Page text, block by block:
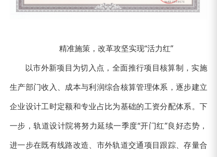
精准施策，改革攻坚实现“活力红”
以市外新项目为切入点，全面推行项目核算制，实施
生产部门收入、成本与利润综合核算管理体系，逐步建立
企业设计工时定额和专业占比为基础的工资分配体系。下
一步，轨道设计院将努力延续一季度“开门红”良好态势，
进一步在既有线路改造、市外轨道交通项目跟踪、存量合